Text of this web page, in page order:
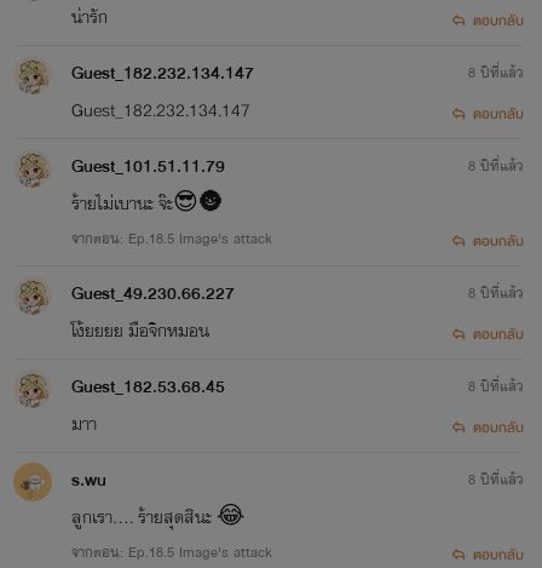
น่ารัก
ตอบกลับ
Guest_182.232.134.147
Guest_182.232.134.147
8 ปีที่แล้ว
ตอบกลับ
Guest_101.51.11.79
ร้ายไม่เบานะ จ๊ะ😎🌚
จากตอน: Ep.18.5 Image's attack
8 ปีที่แล้ว
ตอบกลับ
Guest_49.230.66.227
โง้ยยยย มือจิกหมอน
8 ปีที่แล้ว
ตอบกลับ
Guest_182.53.68.45
มาา
8 ปีที่แล้ว
ตอบกลับ
s.wu
ลูกเรา.... ร้ายสุดสินะ 😂
จากตอน: Ep.18.5 Image's attack
8 ปีที่แล้ว
ตอบกลับ